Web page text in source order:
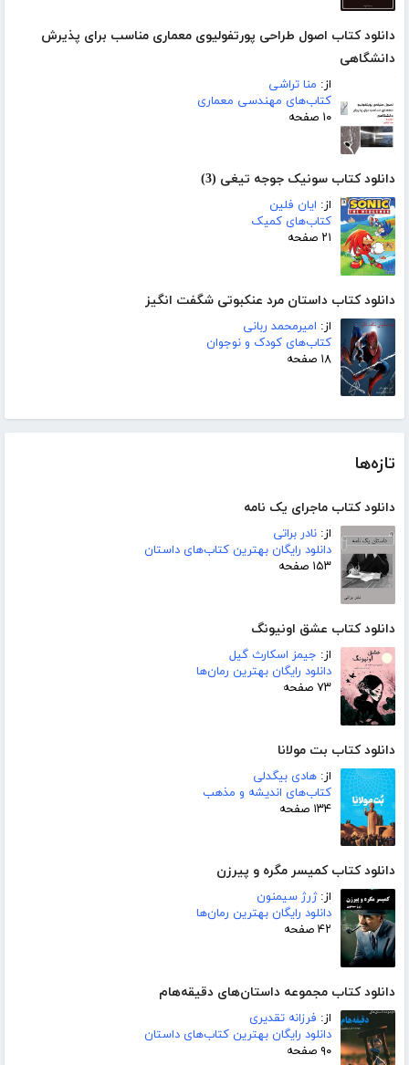
دانلود کتاب اصول طراحی پورتفولیوی معماری مناسب برای پذیرش
دانشگاهی
از: منا تراشی
کتاب‌های مهندسی معماری
۱۰ صفحه
دانلود کتاب سونیک جوجه تیغی (3)
از: ایان فلین
کتاب‌های کمیک
۲۱ صفحه
دانلود کتاب داستان مرد عنکبوتی شگفت انگیز
از: امیرمحمد ربانی
کتاب‌های کودک و نوجوان
۱۸ صفحه
تازه‌ها
دانلود کتاب ماجرای یک نامه
از: نادر براتی
دانلود رایگان بهترین کتاب‌های داستان
۱۵۳ صفحه
دانلود کتاب عشق اونیونگ
از: جیمز اسکارث گیل
دانلود رایگان بهترین رمان‌ها
۷۳ صفحه
دانلود کتاب بت مولانا
از: هادی بیگدلی
کتاب‌های اندیشه و مذهب
۱۳۴ صفحه
دانلود کتاب کمیسر مگره و پیرزن
از:ژرژ سیمنون
دانلود رایگان بهترین رمان‌ها
۴۲ صفحه
دانلود کتاب مجموعه داستان‌های دقیقه‌هام
از: فرزانه تقدیری
دانلود رایگان بهترین کتاب‌های داستان
۹۰ صفحه